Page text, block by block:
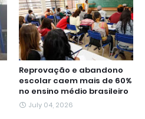
Reprovação e abandono
escolar caem mais de 60%
no ensino médio brasileiro
July 04, 2026